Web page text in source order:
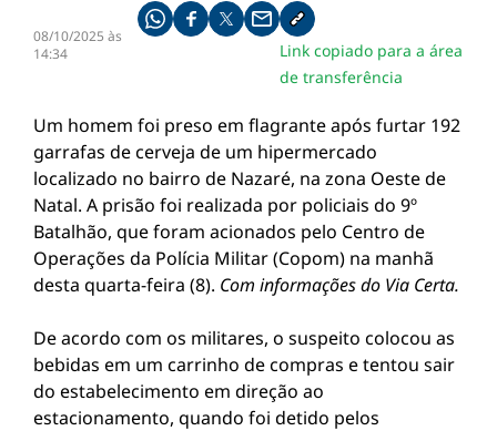
08/10/2025 às
14:34
Compartilhe pelo whatsapp
Compartilhar no facebook
Compartilhar no twitter
Compartilhe pelo email
Copiar link da notícia
Link copiado para a área
de transferência
Um homem foi preso em flagrante após furtar 192
garrafas de cerveja de um hipermercado
localizado no bairro de Nazaré, na zona Oeste de
Natal. A prisão foi realizada por policiais do 9º
Batalhão, que foram acionados pelo Centro de
Operações da Polícia Militar (Copom) na manhã
desta quarta-feira (8). Com informações do Via Certa.
De acordo com os militares, o suspeito colocou as
bebidas em um carrinho de compras e tentou sair
do estabelecimento em direção ao
estacionamento, quando foi detido pelos